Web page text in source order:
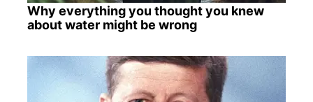
Why everything you thought you knew
about water might be wrong